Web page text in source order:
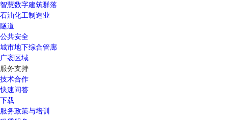
智慧数字建筑群落
石油化工制造业
隧道
公共安全
城市地下综合管廊
广袤区域
服务支持
技术合作
快速问答
下载
服务政策与培训